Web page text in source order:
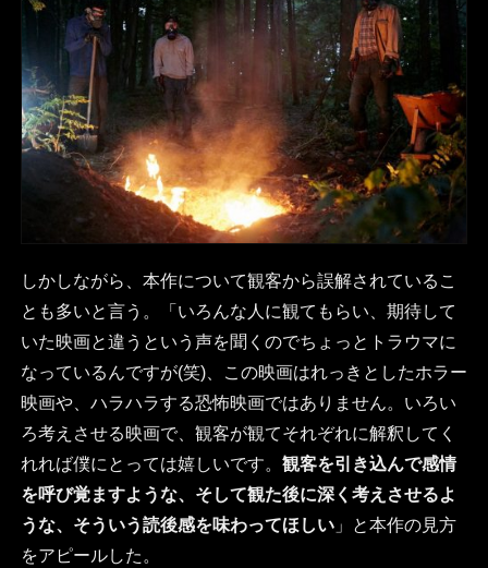
しかしながら、本作について観客から誤解されているこ
とも多いと言う。「いろんな人に観てもらい、期待して
いた映画と違うという声を聞くのでちょっとトラウマに
なっているんですが(笑)、この映画はれっきとしたホラー
映画や、ハラハラする恐怖映画ではありません。いろい
ろ考えさせる映画で、観客が観てそれぞれに解釈してく
れれば僕にとっては嬉しいです。 観客を引き込んで感情
を呼び覚ますような、そして観た後に深く考えさせるよ
うな、そういう読後感を味わってほしい」と本作の見方
をアピールした。